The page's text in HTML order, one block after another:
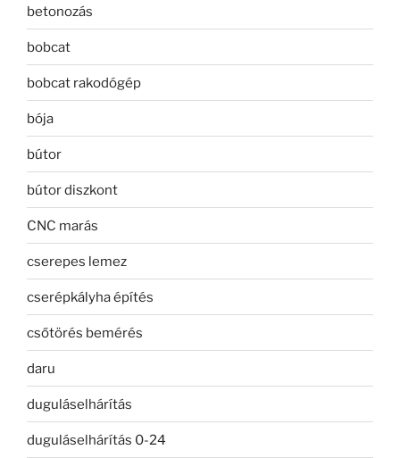
betonozás
bobcat
bobcat rakodógép
bója
bútor
bútor diszkont
CNC marás
cserepes lemez
cserépkályha építés
csőtörés bemérés
daru
duguláselhárítás
duguláselhárítás 0-24